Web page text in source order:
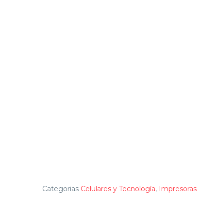
Categorias Celulares y Tecnología, Impresoras